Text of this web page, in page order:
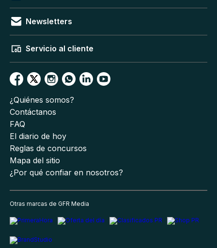
Newsletters
Servicio al cliente
¿Quiénes somos?
Contáctanos
FAQ
El diario de hoy
Reglas de concursos
Mapa del sitio
¿Por qué confiar en nosotros?
Otras marcas de GFR Media